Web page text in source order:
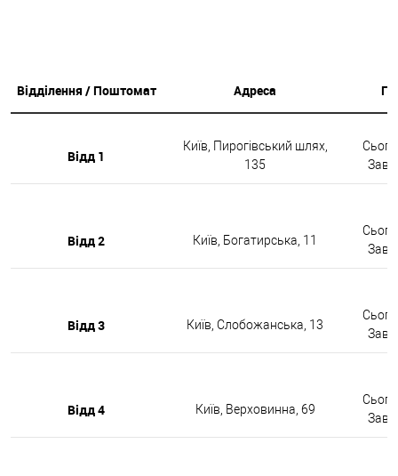
Відділення / Поштомат Адреса
Відд 1
Київ, Пирогівський шлях,
135
Відд 2 Київ, Богатирська, 11
Відд 3 Київ, Слобожанська, 13
Відд 4 Київ, Верховинна, 69